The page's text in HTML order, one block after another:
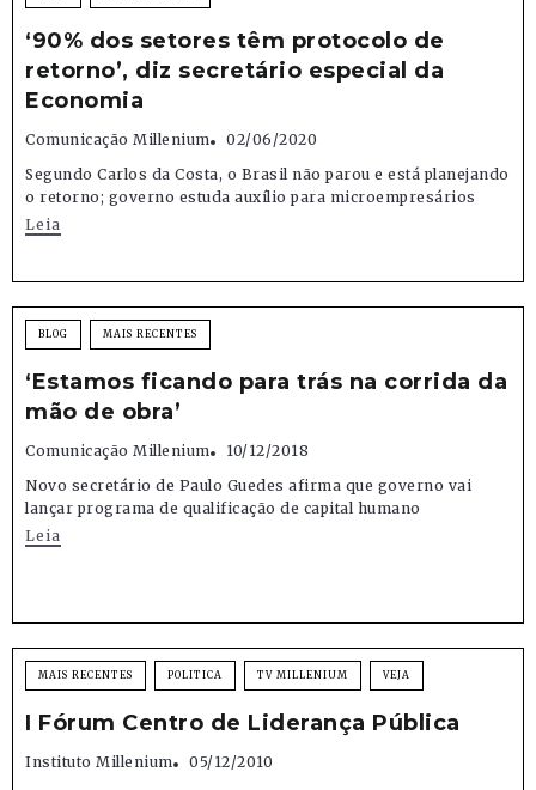
‘90% dos setores têm protocolo de
retorno’, diz secretário especial da
Economia
Comunicação Millenium
02/06/2020
Segundo Carlos da Costa, o Brasil não parou e está planejando
o retorno; governo estuda auxílio para microempresários
Leia
BLOG MAIS RECENTES
‘Estamos ficando para trás na corrida da
mão de obra’
Comunicação Millenium
10/12/2018
Novo secretário de Paulo Guedes afirma que governo vai
lançar programa de qualificação de capital humano
Leia
MAIS RECENTES POLITICA TV MILLENIUM VEJA
I Fórum Centro de Liderança Pública
Instituto Millenium
05/12/2010